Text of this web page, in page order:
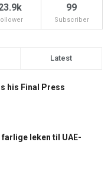
99
Subscriber
Latest
his Final Press
farlige leken til UAE-